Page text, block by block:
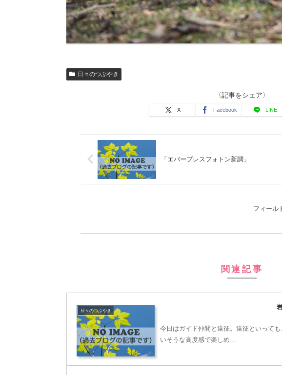
日々のつぶやき
〈記事をシェア〉
X Facebook LINE
「エバーブレスフォトン新調」
フィール
関連記事
日々のつぶやき
今日はガイド仲間と遠征。遠征といって
いそうな高度感で楽しめ…